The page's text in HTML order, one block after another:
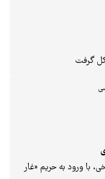
هنری
است،‌
«غار